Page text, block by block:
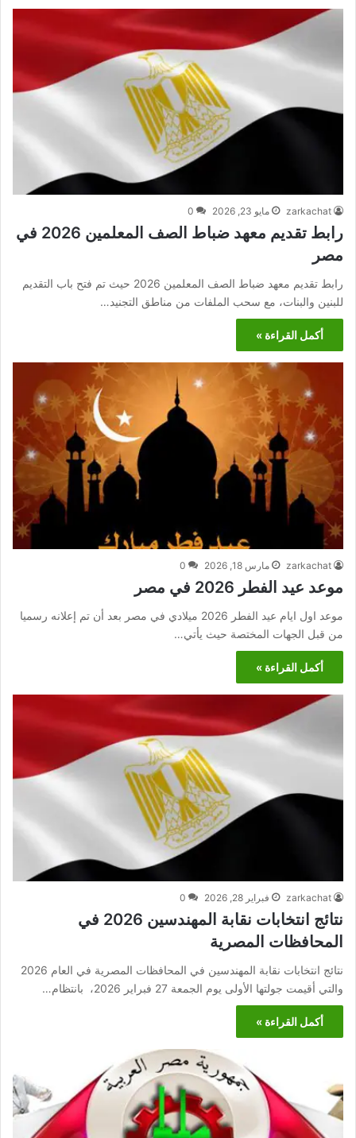
zarkachat مايو 23, 2026 0
رابط تقديم معهد ضباط الصف المعلمين 2026 في
مصر
رابط تقديم معهد ضباط الصف المعلمين 2026 حيث تم فتح باب التقديم
للبنين والبنات، مع سحب الملفات من مناطق التجنيد…
أكمل القراءة »
zarkachat مارس 18, 2026 0
موعد عيد الفطر 2026 في مصر
موعد اول ايام عيد الفطر 2026 ميلادي في مصر بعد أن تم إعلانه رسميا
من قبل الجهات المختصة حيث يأتي…
أكمل القراءة »
zarkachat فبراير 28, 2026 0
نتائج انتخابات نقابة المهندسين 2026 في
المحافظات المصرية
نتائج انتخابات نقابة المهندسين في المحافظات المصرية في العام 2026
والتي أقيمت جولتها الأولى يوم الجمعة 27 فبراير 2026، بانتظام…
أكمل القراءة »